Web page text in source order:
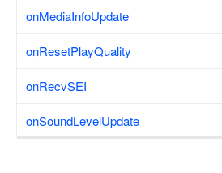
onMediaInfoUpdate
onResetPlayQuality
onRecvSEI
onSoundLevelUpdate